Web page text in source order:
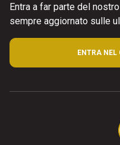
Entra a far parte del
sempre aggiornato sulle
ENTRA NEL